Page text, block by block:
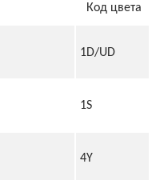
Код цвета
1D/UD
1S
4Y